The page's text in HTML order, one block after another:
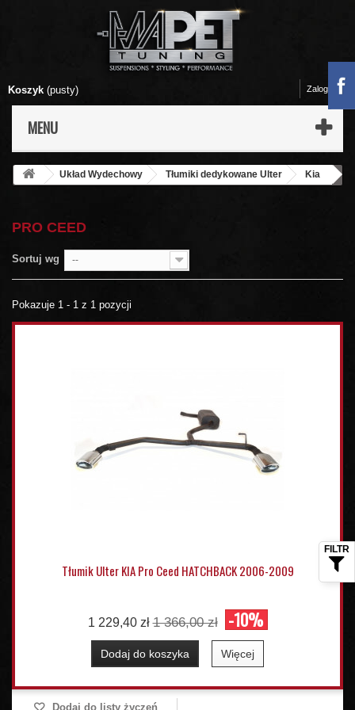
Koszyk (pusty)
MENU
Zaloguj się
Układ Wydechowy Tłumiki dedykowane Ulter
Kia
PRO CEED
Sortuj wg --
Pokazuje 1 - 1 z 1 pozycji
Tłumik Ulter KIA Pro Ceed HATCHBACK 2006-2009
1 229,40 zł 1 366,00 zł -10%
Dodaj do koszyka Więcej
Dodaj do listy życzeń